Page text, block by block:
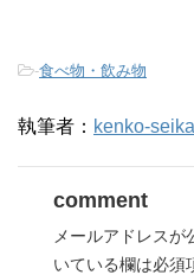
-食べ物・飲み物
執筆者： kenko-
comment
メールアドレスが
いている欄は必須